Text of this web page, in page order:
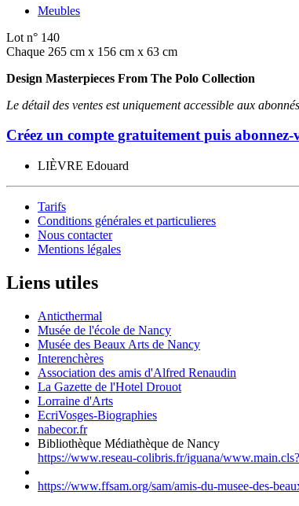
Meubles
Lot n° 140
Chaque 265 cm x 156 cm x 63 cm
Design Masterpieces From The Polo Collection
Le détail des ventes est uniquement accessible aux
Créez un compte gratuitement puis abonnez-
LIÈVRE Edouard
Tarifs
Conditions générales et particulieres
Nous contacter
Mentions légales
Liens utiles
Anticthermal
Musée de l'école de Nancy
Musée des Beaux Arts de Nancy
Interenchères
Association des amis d'Alfred Renaudin
La Gazette de l'Hotel Drouot
Lorraine d'Arts
EcriVosges-Biographies
nabecor.fr
Bibliothèque Médiathèque de Nancy
https://www.reseau-colibris.fr/iguana/
https://www.ffsam.org/sam/amis-du-musee-des-